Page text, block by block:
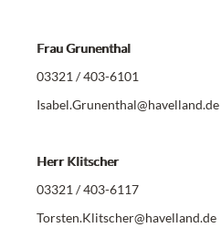
Frau Grunenthal
03321 / 403-6101
Isabel.Grunenthal@havelland.de
Herr Klitscher
03321 / 403-6117
Torsten.Klitscher@havelland.de